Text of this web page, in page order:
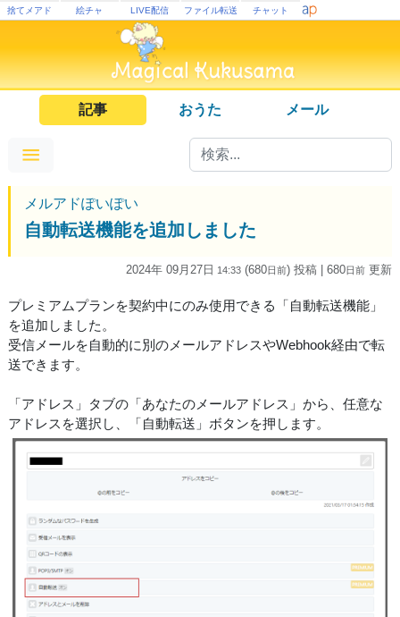
捨てメアド 絵チャ LIVE配信 ファイル転送 チャット
記事 おうた メール
メルアドぽいぽい
自動転送機能を追加しました
2024年 09月27日 14:33 (680日前) 投稿 | 680日前 更新
プレミアムプランを契約中にのみ使用できる「自動転送機能」
を追加しました。
受信メールを自動的に別のメールアドレスやWebhook経由で転
送できます。
「アドレス」タブの「あなたのメールアドレス」から、任意な
アドレスを選択し、「自動転送」ボタンを押します。